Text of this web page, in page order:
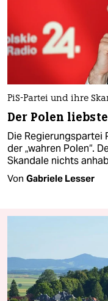
PiS-Partei und ihre
Der Polen
Die Regierungspartei
der „wahren Polen“.
Skandale nichts
Von Gabriele Lesser